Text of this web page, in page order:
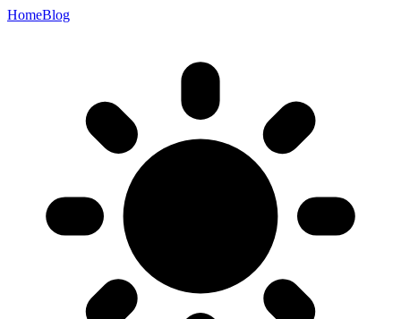
HomeBlog